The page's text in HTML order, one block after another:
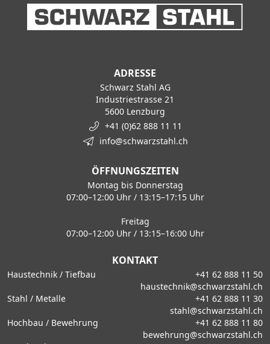
ADRESSE
Schwarz Stahl AG
Industriestrasse 21
5600 Lenzburg
+41 (0)62 888 11 11
info@schwarzstahl.ch
ÖFFNUNGSZEITEN
Montag bis Donnerstag
07:00–12:00 Uhr / 13:15–17:15 Uhr
Freitag
07:00–12:00 Uhr / 13:15–16:00 Uhr
KONTAKT
Haustechnik / Tiefbau
+41 62 888 11 50
haustechnik@schwarzstahl.ch
Stahl / Metalle
+41 62 888 11 30
stahl@schwarzstahl.ch
Hochbau / Bewehrung
+41 62 888 11 80
bewehrung@schwarzstahl.ch